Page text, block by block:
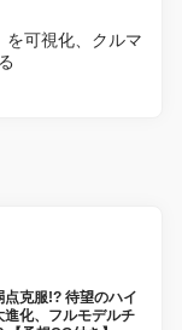
を可視化、クルマ
点克服!? 待望のハイ
化、フルモデルチ